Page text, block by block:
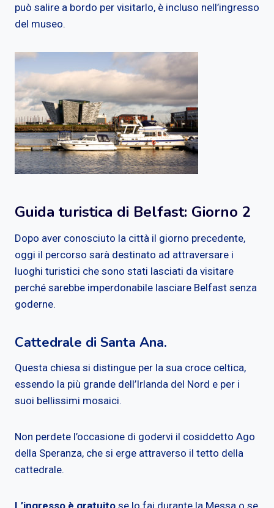
può salire a bordo per visitarlo, è incluso nell’ingresso
del museo.
Guida turistica di Belfast: Giorno 2
Dopo aver conosciuto la città il giorno precedente,
oggi il percorso sarà destinato ad attraversare i
luoghi turistici che sono stati lasciati da visitare
perché sarebbe imperdonabile lasciare Belfast senza
goderne.
Cattedrale di Santa Ana.
Questa chiesa si distingue per la sua croce celtica,
essendo la più grande dell’Irlanda del Nord e per i
suoi bellissimi mosaici.
Non perdete l’occasione di godervi il cosiddetto Ago
della Speranza, che si erge attraverso il tetto della
cattedrale.
L’ingresso è gratuito se lo fai durante la Messa o se